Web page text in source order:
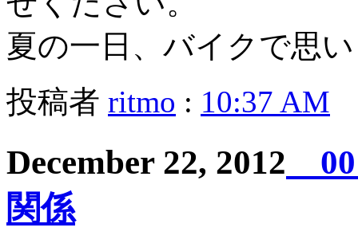
夏の一日、バイクで思
投稿者 ritmo : 10:37 AM
December 22, 2012
関係